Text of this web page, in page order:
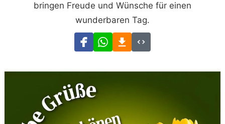
bringen Freude und Wünsche für einen
wunderbaren Tag.